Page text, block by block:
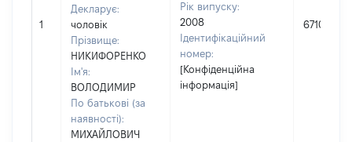
1
Декларує:
чоловік
Прізвище:
НИКИФОРЕНКО
Ім'я:
ВОЛОДИМИР
По батькові (за
наявності):
МИХАЙЛОВИЧ
Рік випуску:
2008
Ідентифікаційний
номер:
[Конфіденційна
інформація]
67100